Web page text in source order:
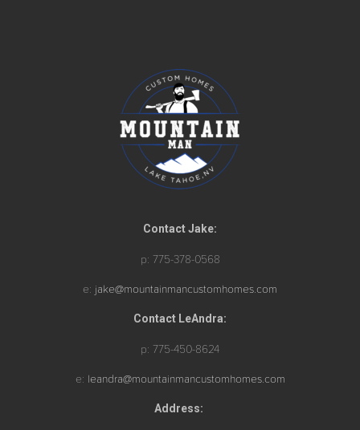
Contact Jake:
p: 775-378-0568
e: jake@mountainmancustomhomes.com
Contact LeAndra:
p: 775-450-8624
e: leandra@mountainmancustomhomes.com
Address: